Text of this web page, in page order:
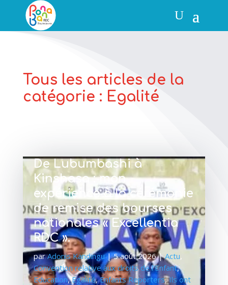
Tous les articles de la
catégorie : Egalité
De Lubumbashi à
Kinshasa : mon
expérience à la cérémonie
de remise des bourses
nationales « Excellentia
RDC ».
parAdonis Kandingu|5 août 2026|Actu,
Convention relative aux droits de l'Enfant,
Education,Egalité,Enfants Reporters,Ils ont